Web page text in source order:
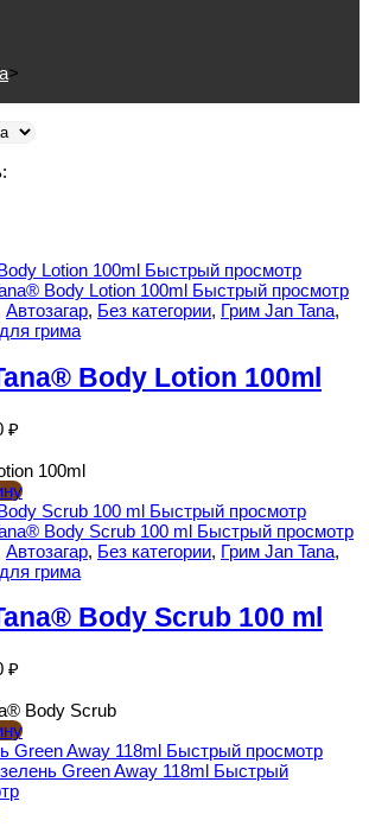
>
Быстрый просмотр
Быстрый просмотр
Автозагар, Без категории, Грим Jan Tana,
грима
Body Lotion 100ml
₽
100ml
Быстрый просмотр
Быстрый просмотр
Автозагар, Без категории, Грим Jan Tana,
грима
Body Scrub 100 ml
₽
Body Scrub
Быстрый просмотр
Быстрый